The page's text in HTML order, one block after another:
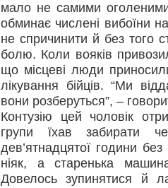
мало не самими
обминає числені вибоїни
не спричинити й без того
болю. Коли вояків
що місцеві люди
лікування бійців. “Ми
вони розберуться”, –
Контузію цей чоловік
групи їхав забирати
дев’ятнадцятої години
ніяк, а старенька
Довелось зупинятися й